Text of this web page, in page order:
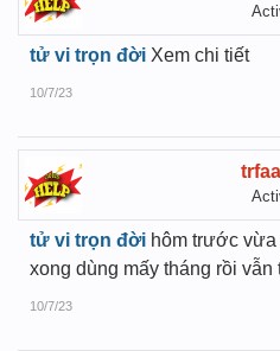
tử vi trọn đời Xem chi tiết
10/7/23
tử vi trọn đời hôm trước vừa
xong dùng mấy tháng rồi vẫn
10/7/23